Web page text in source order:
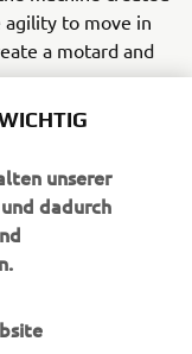
agility to move in
a motard and
unserer
dadurch